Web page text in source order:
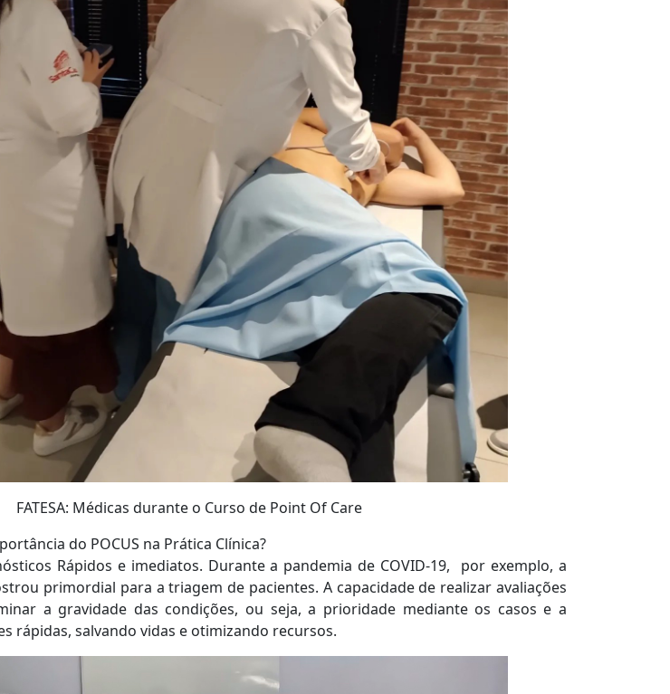
FATESA: Médicas durante o Curso de Point Of Care
do POCUS na Prática Clínica?
Rápidos e imediatos. Durante a pandemia de COVID-19, por exemplo, a
primordial para a triagem de pacientes. A capacidade de realizar avaliações
a gravidade das condições, ou seja, a prioridade mediante os casos e a
rápidas, salvando vidas e otimizando recursos.